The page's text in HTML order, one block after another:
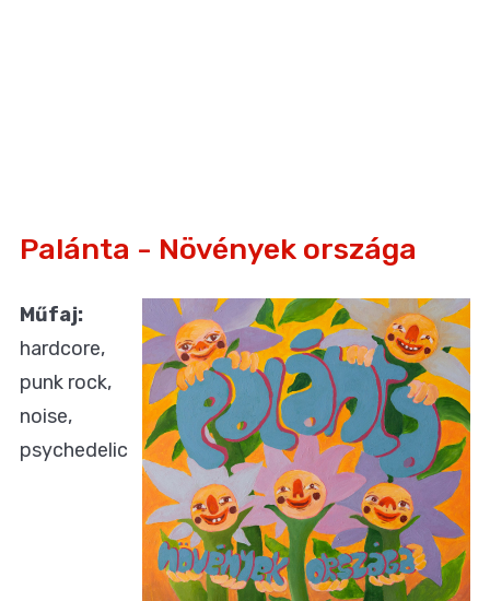
Palánta - Növények országa
Műfaj:
hardcore,
punk rock,
noise,
psychedelic